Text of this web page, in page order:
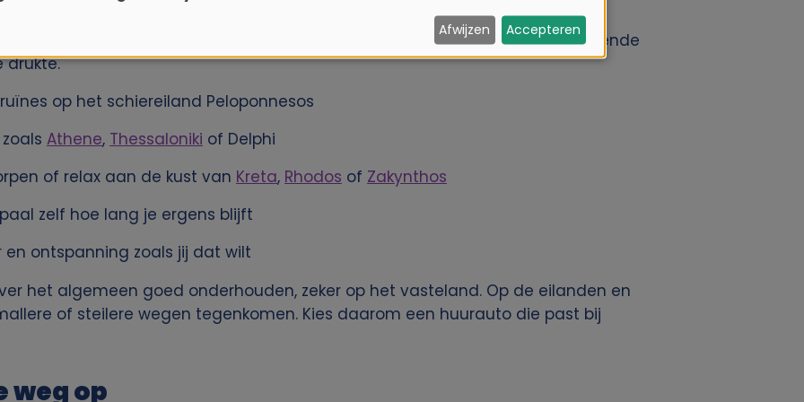
stranden en eilanden. Met een huurauto kun je makkelijk de minder bekende
drukte.
op het schiereiland Peloponnesos
Athene, Thessaloniki of Delphi
of relax aan de kust van Kreta, Rhodos of Zakynthos
zelf hoe lang je ergens blijft
ontspanning zoals jij dat wilt
het algemeen goed onderhouden, zeker op het vasteland. Op de eilanden en
of steilere wegen tegenkomen. Kies daarom een huurauto die past bij
weg op
Afwijzen Accepteren